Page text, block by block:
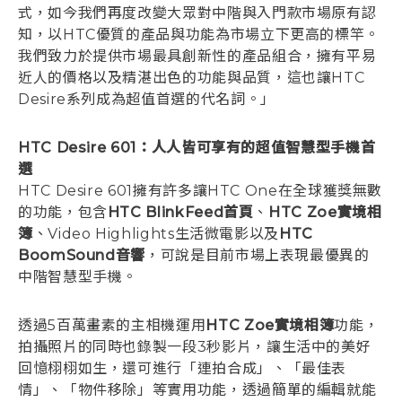
式，如今我們再度改變大眾對中階與入門款市場原有認
知，以HTC優質的產品與功能為市場立下更高的標竿。
我們致力於提供市場最具創新性的產品組合，擁有平易
近人的價格以及精湛出色的功能與品質，這也讓HTC
Desire系列成為超值首選的代名詞。」
HTC Desire 601：人人皆可享有的超值智慧型手機首
選
HTC Desire 601擁有許多讓HTC One在全球獲獎無數
的功能，包含 HTC BlinkFeed首頁 、 HTC Zoe實境相
簿、Video Highlights生活微電影以及 HTC
BoomSound音響 ，可說是目前市場上表現最優異的
中階智慧型手機。
透過5百萬畫素的主相機運用HTC Zoe實境相簿功能，
拍攝照片的同時也錄製一段3秒影片，讓生活中的美好
回憶栩栩如生，還可進行「連拍合成」、「最佳表
情」、「物件移除」等實用功能，透過簡單的編輯就能